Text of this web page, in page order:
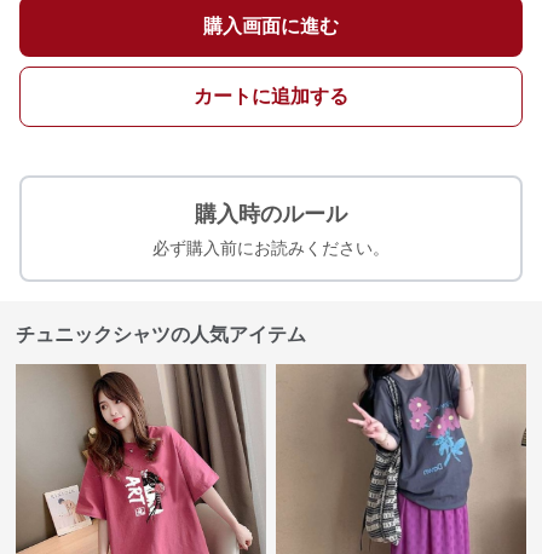
購入画面に進む
カートに追加する
購入時のルール
必ず購入前にお読みください。
チュニックシャツの人気アイテム